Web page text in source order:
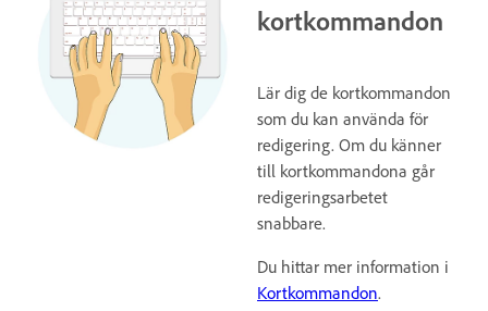
kortkommandon
Lär dig de kortkommandon
som du kan använda för
redigering. Om du känner
till kortkommandona går
redigeringsarbetet
snabbare.
Du hittar mer information i
Kortkommandon.